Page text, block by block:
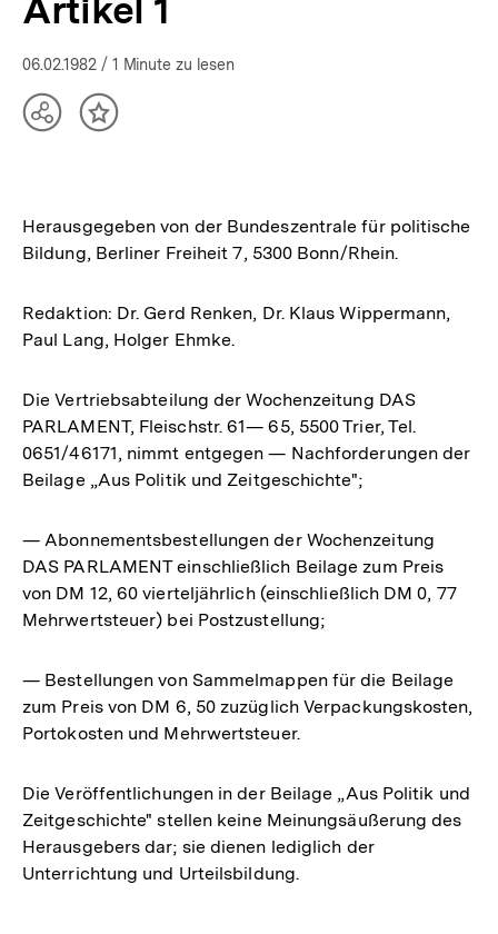
Artikel 1
06.02.1982 / 1 Minute zu lesen
TeilenInhalt
Herausgegeben von der Bundeszentrale für politische
Bildung, Berliner Freiheit 7, 5300 Bonn/Rhein.
Redaktion: Dr. Gerd Renken, Dr. Klaus Wippermann,
Paul Lang, Holger Ehmke.
Die Vertriebsabteilung der Wochenzeitung DAS
PARLAMENT, Fleischstr. 61— 65, 5500 Trier, Tel.
0651/46171, nimmt entgegen — Nachforderungen der
Beilage „Aus Politik und Zeitgeschichte";
— Abonnementsbestellungen der Wochenzeitung
DAS PARLAMENT einschließlich Beilage zum Preis
von DM 12, 60 vierteljährlich (einschließlich DM 0, 77
Mehrwertsteuer) bei Postzustellung;
— Bestellungen von Sammelmappen für die Beilage
zum Preis von DM 6, 50 zuzüglich Verpackungskosten,
Portokosten und Mehrwertsteuer.
Die Veröffentlichungen in der Beilage „Aus Politik und
Zeitgeschichte" stellen keine Meinungsäußerung des
Herausgebers dar; sie dienen lediglich der
Unterrichtung und Urteilsbildung.